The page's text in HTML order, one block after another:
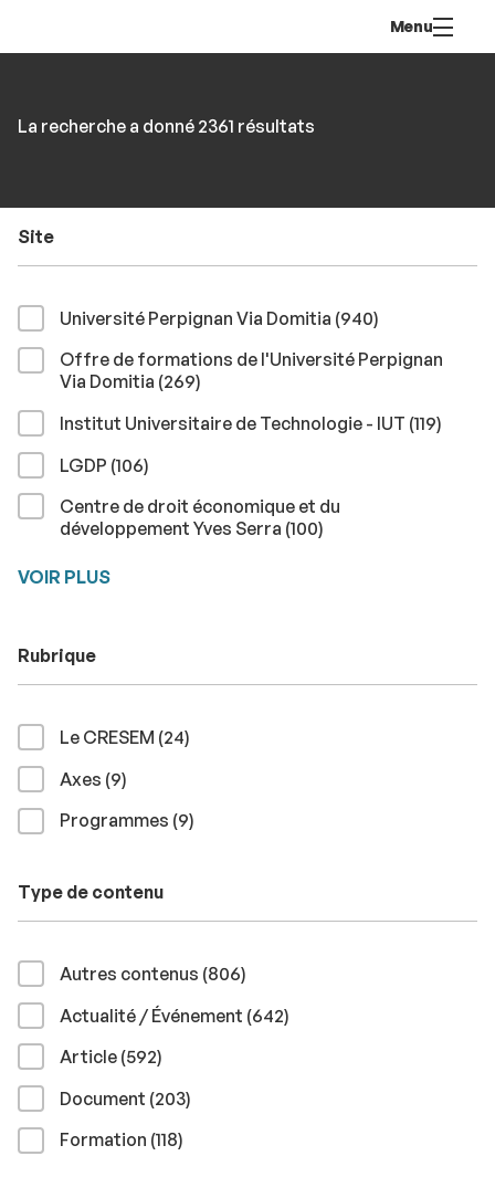
contenu
Menu
par
La recherche a donné 2361 résultats
Site
Université Perpignan Via Domitia (940résultats
)
Offre de formations de l'Université Perpignan
Via Domitia (269résultats
)
Institut Universitaire de Technologie - IUT (119)
LGDP (106résultats
)
Centre de droit économique et du
développement Yves Serra (100résultats
)
VOIR PLUS
Rubrique
Le CRESEM (24résultats
)
Axes (9résultats
)
Programmes (9résultats
)
Type de contenu
Autres contenus (806résultats
)
Actualité / Événement (642résultats
)
Article (592résultats
)
Document (203résultats
)
Formation (118résultats
)